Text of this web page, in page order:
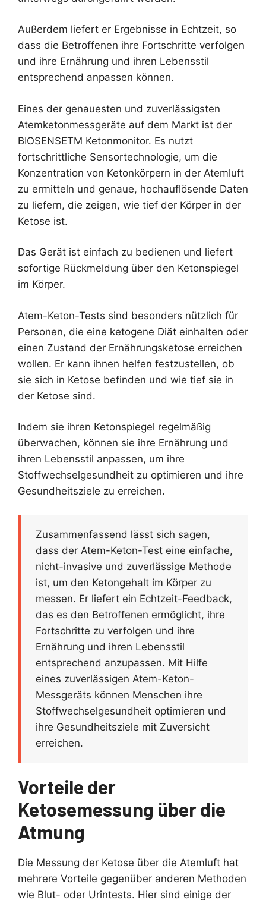
Außerdem liefert er Ergebnisse in Echtzeit, so
dass die Betroffenen ihre Fortschritte verfolgen
und ihre Ernährung und ihren Lebensstil
entsprechend anpassen können.
Eines der genauesten und zuverlässigsten
Atemketonmessgeräte auf dem Markt ist der
BIOSENSETM Ketonmonitor. Es nutzt
fortschrittliche Sensortechnologie, um die
Konzentration von Ketonkörpern in der Atemluft
zu ermitteln und genaue, hochauflösende Daten
zu liefern, die zeigen, wie tief der Körper in der
Ketose ist.
Das Gerät ist einfach zu bedienen und liefert
sofortige Rückmeldung über den Ketonspiegel
im Körper.
Atem-Keton-Tests sind besonders nützlich für
Personen, die eine ketogene Diät einhalten oder
einen Zustand der Ernährungsketose erreichen
wollen. Er kann ihnen helfen festzustellen, ob
sie sich in Ketose befinden und wie tief sie in
der Ketose sind.
Indem sie ihren Ketonspiegel regelmäßig
überwachen, können sie ihre Ernährung und
ihren Lebensstil anpassen, um ihre
Stoffwechselgesundheit zu optimieren und ihre
Gesundheitsziele zu erreichen.
Zusammenfassend lässt sich sagen,
dass der Atem-Keton-Test eine einfache,
nicht-invasive und zuverlässige Methode
ist, um den Ketongehalt im Körper zu
messen. Er liefert ein Echtzeit-Feedback,
das es den Betroffenen ermöglicht, ihre
Fortschritte zu verfolgen und ihre
Ernährung und ihren Lebensstil
entsprechend anzupassen. Mit Hilfe
eines zuverlässigen Atem-Keton-
Messgeräts können Menschen ihre
Stoffwechselgesundheit optimieren und
ihre Gesundheitsziele mit Zuversicht
erreichen.
Vorteile der
Ketosemessung über die
Atmung
Die Messung der Ketose über die Atemluft hat
mehrere Vorteile gegenüber anderen Methoden
wie Blut- oder Urintests. Hier sind einige der